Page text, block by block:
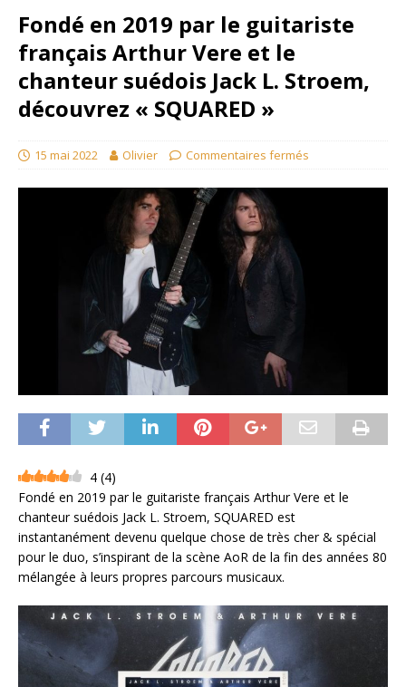
Fondé en 2019 par le guitariste
français Arthur Vere et le
chanteur suédois Jack L. Stroem,
découvrez « SQUARED »
15 mai 2022 Olivier Commentaires fermés
4 (4)
Fondé en 2019 par le guitariste français Arthur Vere et le
chanteur suédois Jack L. Stroem, SQUARED est
instantanément devenu quelque chose de très cher & spécial
pour le duo, s’inspirant de la scène AoR de la fin des années 80
mélangée à leurs propres parcours musicaux.